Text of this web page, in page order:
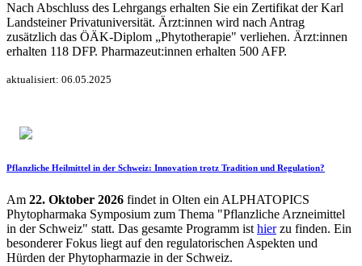
Nach Abschluss des Lehrgangs erhalten Sie ein Zertifikat der Karl
Landsteiner Privatuniversität. Ärzt:innen wird nach Antrag
zusätzlich das ÖÄK-Diplom „Phytotherapie" verliehen. Ärzt:innen
erhalten 118 DFP. Pharmazeut:innen erhalten 500 AFP.
aktualisiert: 06.05.2025
Pflanzliche Heilmittel in der Schweiz: Innovation trotz Tradition und Regulation?
Am 22. Oktober 2026 findet in Olten ein ALPHATOPICS
Phytopharmaka Symposium zum Thema "Pflanzliche Arzneimittel
in der Schweiz" statt. Das gesamte Programm ist hierzu finden. Ein
besonderer Fokus liegt auf den regulatorischen Aspekten und
Hürden der Phytopharmazie in der Schweiz.